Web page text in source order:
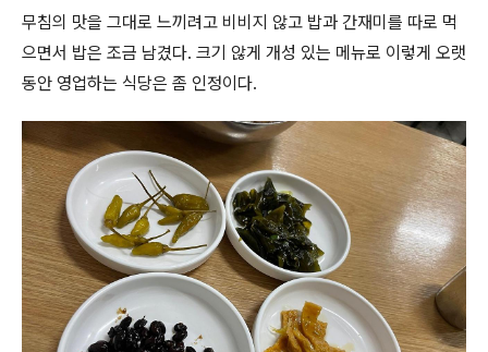
무침의 맛을 그대로 느끼려고 비비지 않고 밥과 간재미를 따로 먹
으면서 밥은 조금 남겼다. 크기 않게 개성 있는 메뉴로 이렇게 오랫
동안 영업하는 식당은 좀 인정이다.